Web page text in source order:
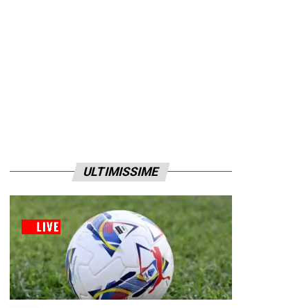
ULTIMISSIME